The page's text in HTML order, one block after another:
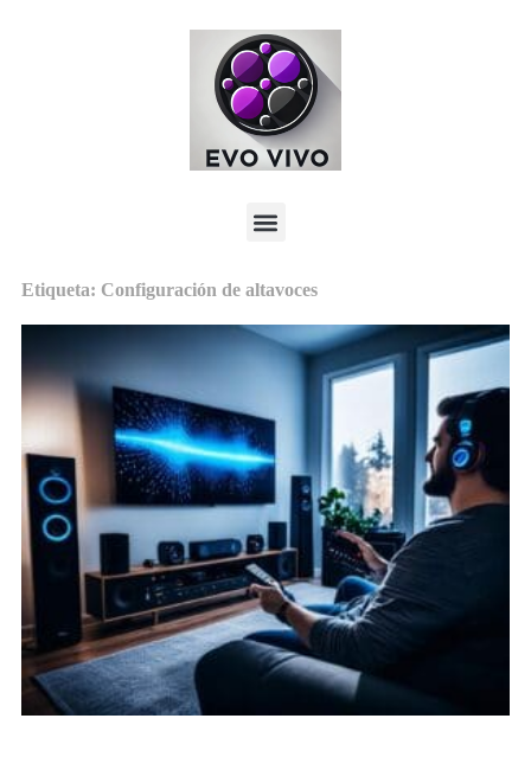
Etiqueta: Configuración de altavoces